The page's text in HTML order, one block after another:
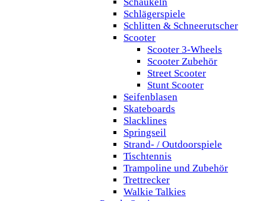
Schlägerspiele
Schlitten & Schneerutscher
Scooter
Scooter 3-Wheels
Scooter Zubehör
Street Scooter
Stunt Scooter
Seifenblasen
Skateboards
Slacklines
Springseil
Strand- / Outdoorspiele
Tischtennis
Trampoline und Zubehör
Trettrecker
Walkie Talkies